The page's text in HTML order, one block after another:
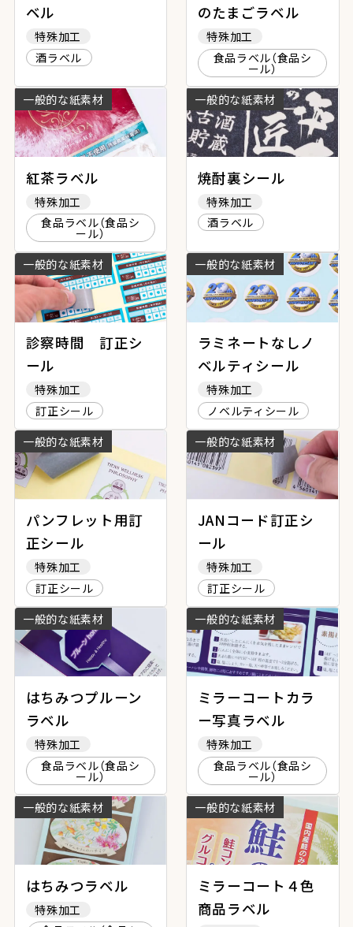
ベル
特殊加工
酒ラベル
のたまごラベル
特殊加工
食品ラベル（食品シ
ール）
一般的な紙素材
紅茶ラベル
特殊加工
食品ラベル（食品シ
ール）
一般的な紙素材
焼酎裏シール
特殊加工
酒ラベル
一般的な紙素材
診察時間 訂正シ
ール
特殊加工
訂正シール
一般的な紙素材
ラミネートなしノ
ベルティシール
特殊加工
ノベルティシール
一般的な紙素材
パンフレット用訂
正シール
特殊加工
訂正シール
一般的な紙素材
JANコード訂正シ
ール
特殊加工
訂正シール
一般的な紙素材
はちみつプルーン
ラベル
特殊加工
食品ラベル（食品シ
ール）
一般的な紙素材
ミラーコートカラ
ー写真ラベル
特殊加工
食品ラベル（食品シ
ール）
一般的な紙素材
はちみつラベル
特殊加工
一般的な紙素材
ミラーコート４色
商品ラベル